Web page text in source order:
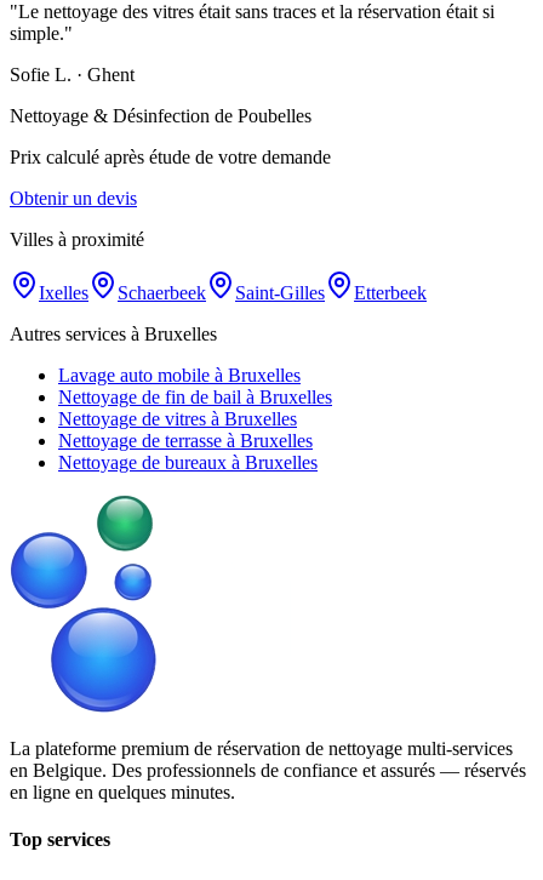
"Le nettoyage des vitres était sans traces et la réservation était si
simple."
Sofie L. · Ghent
Nettoyage & Désinfection de Poubelles
Prix calculé après étude de votre demande
Obtenir un devis
Villes à proximité
Ixelles Schaerbeek Saint-Gilles
Etterbeek
Autres services à Bruxelles
Lavage auto mobile à Bruxelles
Nettoyage de fin de bail à Bruxelles
Nettoyage de vitres à Bruxelles
Nettoyage de terrasse à Bruxelles
Nettoyage de bureaux à Bruxelles
La plateforme premium de réservation de nettoyage multi-services
en Belgique. Des professionnels de confiance et assurés — réservés
en ligne en quelques minutes.
Top services